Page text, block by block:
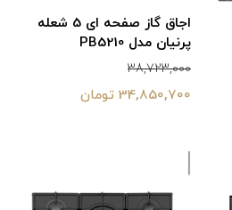
اجاق گاز صفحه ای 5 شعله
پرنیان مدل PB5210
38,723,000
34,850,700 تومان